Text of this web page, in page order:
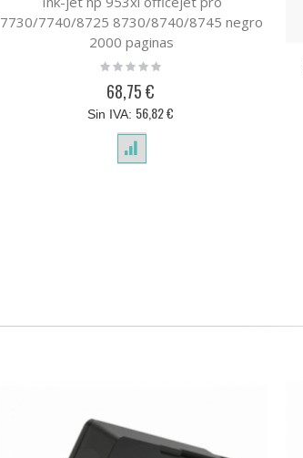
7730/7740/8725 8730/8740/8745 negro
2000 paginas
Rating:
68,75 €
56,82 €